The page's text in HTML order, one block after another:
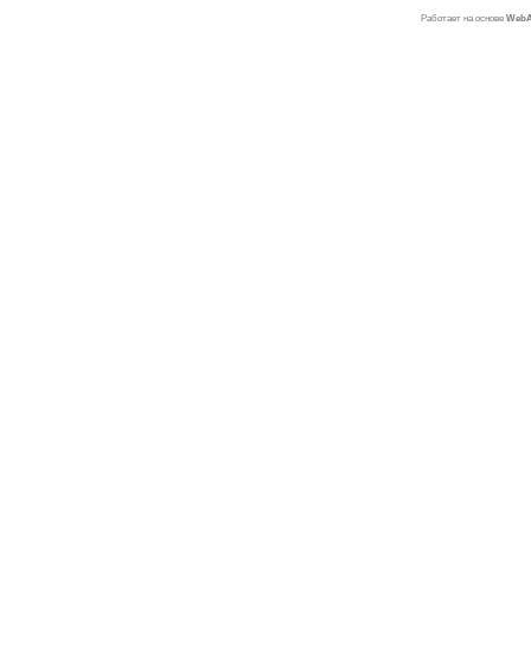
Работает на основе